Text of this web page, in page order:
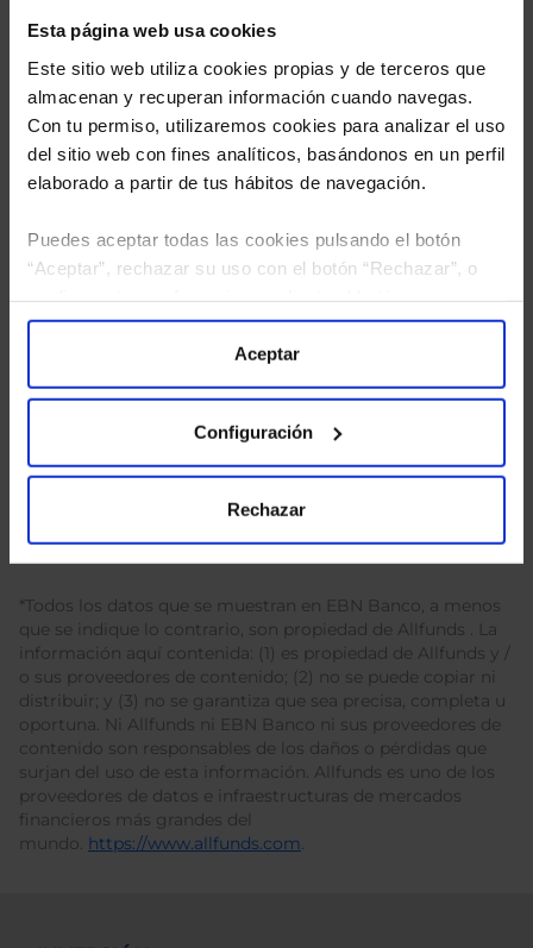
Esta página web usa cookies
Este sitio web utiliza cookies propias y de terceros que
almacenan y recuperan información cuando navegas.
Con tu permiso, utilizaremos cookies para analizar el uso
del sitio web con fines analíticos, basándonos en un perfil
elaborado a partir de tus hábitos de navegación.
Puedes aceptar todas las cookies pulsando el botón
“Aceptar”, rechazar su uso con el botón “Rechazar”, o
“Configuración”. Consulta nuestraPolítica
para más información.
Aceptar
Configuración
Rechazar
He leídola política de privacidady consiento el
tratamiento de mis datos personales.
*Todos los datos que se muestran en EBN Banco, a menos
que se indique lo contrario, son propiedad de Allfunds . La
información aquí contenida: (1) es propiedad de Allfunds y /
o sus proveedores de contenido; (2) no se puede copiar ni
distribuir; y (3) no se garantiza que sea precisa, completa u
oportuna. Ni Allfunds ni EBN Banco ni sus proveedores de
contenido son responsables de los daños o pérdidas que
surjan del uso de esta información. Allfunds es uno de los
proveedores de datos e infraestructuras de mercados
financieros más grandes del
mundo. https://www.allfunds.com.